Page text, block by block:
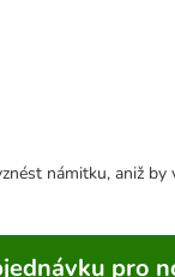
námitku, aniž
pro